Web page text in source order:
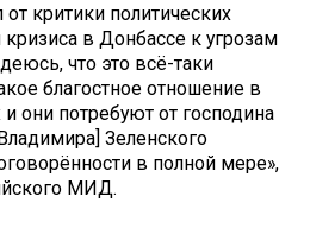
критики политических
в Донбассе к угрозам
что это всё-таки
благостное отношение в
они потребуют от господина
Зеленского
в полной мере»,
МИД.